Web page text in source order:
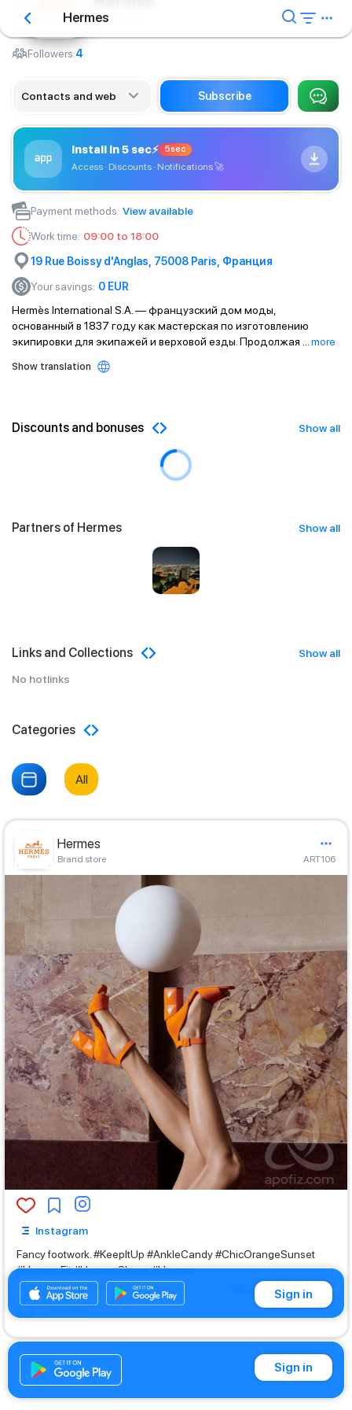
HermesBrand store
Followers:4
Contacts and web Subscribe
Install in 5 sec⚡ 5sec
Access · Discounts · Notifications🚀
Payment methods: View available
Work time: 09:00 to 18:00
19 Rue Boissy d'Anglas, 75008 Paris, Франция
Your savings: 0 EUR
Hermès International S.A. — французский дом моды,
основанный в 1837 году как мастерская по изготовлению
экипировки для экипажей и верховой езды. Продолжая
more
Show translation
Discounts and bonuses Show all
Partners of Hermes Show all
Links and Collections Show all
No hotlinks
Categories
All
Hermes
Brand store ART106
Instagram
Fancy footwork. #KeepItUp #AnkleCandy #ChicOrangeSunset
#HermesFit #HermesShoes #Hermes
01.03.2021 08:44
Show translation
Comment
Sign in
Sign in